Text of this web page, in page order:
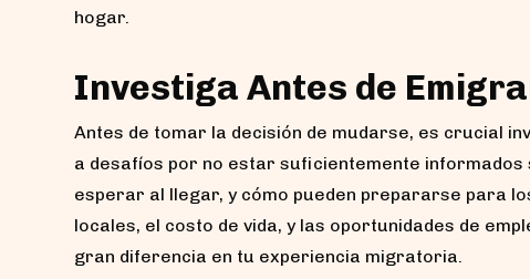
hogar.
Investiga Antes de
Antes de tomar la decisión de mudarse, es crucial
a desafíos por no estar suficientemente
esperar al llegar, y cómo pueden prepararse para
locales, el costo de vida, y las oportunidades de
gran diferencia en tu experiencia migratoria.